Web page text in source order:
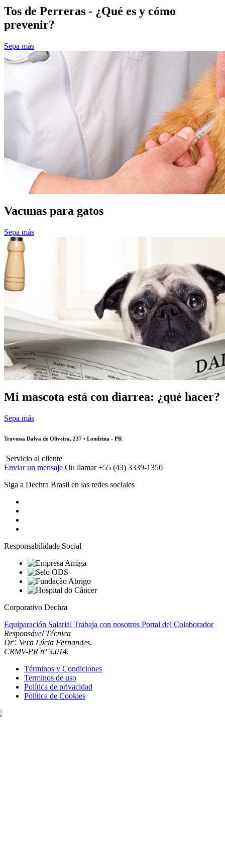
Tos de Perreras - ¿Qué es y cómo
prevenir?
Sepa más
Vacunas para gatos
Sepa más
Mi mascota está con diarrea: ¿qué hacer?
Sepa más
Travessa Dalva de Oliveira, 237 • Londrina - PR
Servicio al cliente
Enviar un mensaje Ou llamar +55 (43) 3339-1350
Siga a Dechra Brasil en las redes sociales
Responsabilidade Social
Corporativo Dechra
Equiparación Salarial Trabaja con nosotros Portal del Colaborador
Responsável Técnica
Drª. Vera Lúcia Fernandes.
CRMV-PR nº 3.014.
Términos y Condiciones
Terminos de uso
Política de privacidad
Política de Cookies